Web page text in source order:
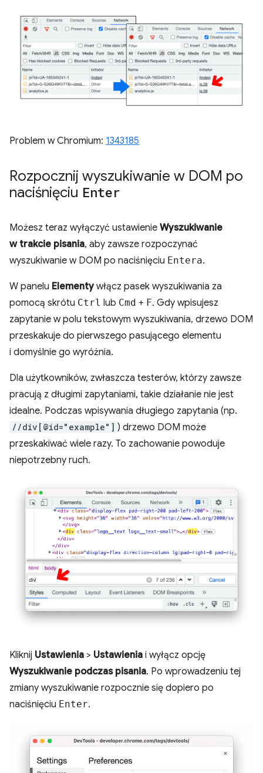
Problem w Chromium: 1343185
Rozpocznij wyszukiwanie w DOM po
naciśnięciu Enter
Możesz teraz wyłączyć ustawienie Wyszukiwanie
w trakcie pisania, aby zawsze rozpoczynać
wyszukiwanie w DOM po naciśnięciu Entera.
W panelu Elementywłącz pasek wyszukiwania za
pomocą skrótu Ctrl lub Cmd + F. Gdy wpisujesz
zapytanie w polu tekstowym wyszukiwania, drzewo DOM
przeskakuje do pierwszego pasującego elementu
i domyślnie go wyróżnia.
Dla użytkowników, zwłaszcza testerów, którzy zawsze
pracują z długimi zapytaniami, takie działanie nie jest
idealne. Podczas wpisywania długiego zapytania (np.
//div[@id="example"] ) drzewo DOM może
przeskakiwać wiele razy. To zachowanie powoduje
niepotrzebny ruch.
Kliknij Ustawienia > Ustawienia i wyłącz opcję
Wyszukiwanie podczas pisania. Po wprowadzeniu tej
zmiany wyszukiwanie rozpocznie się dopiero po
naciśnięciu Enter.